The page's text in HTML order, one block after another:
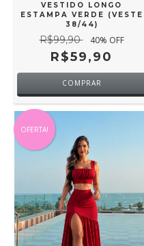
VESTIDO LONGO
ESTAMPA VERDE (VESTE
38/44)
R$99,90 40% OFF
R$59,90
COMPRAR
OFERTA!